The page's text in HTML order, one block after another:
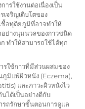
ารใช้งานต่อเนื่องเป็น
เจริญเติบโตของ
ชื้อทุติยภูมิที่อาจทำให้
ย่างนุ่มนวลของกาวชนิด
ทำให้สามารถใช้ได้ทุก
รใช้กาวที่มีส่วนผสมของ
ภูมิแพ้ผิวหนัง (Eczema),
และภาวะผิวหนังไว
นได้เป็นอย่างดีกับ
ถรักษาขั้นตอนการดูแล